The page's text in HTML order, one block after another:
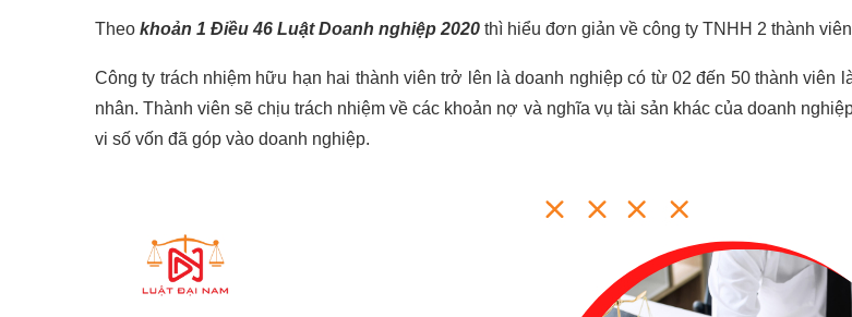
Theo khoản 1 Điều 46 Luật Doanh nghiệp 2020 thì hiểu đơn giản về công ty TNHH 2 thành
Công ty trách nhiệm hữu hạn hai thành viên trở lên là doanh nghiệp có từ 02 đến 50 thành viên
nhân. Thành viên sẽ chịu trách nhiệm về các khoản nợ và nghĩa vụ tài sản khác của doanh
vi số vốn đã góp vào doanh nghiệp.